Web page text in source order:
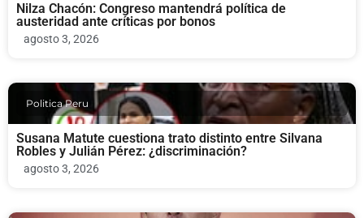
Nilza Chacón: Congreso mantendrá política de
austeridad ante críticas por bonos
agosto 3, 2026
Politica Peru
Susana Matute cuestiona trato distinto entre Silvana
Robles y Julián Pérez: ¿discriminación?
agosto 3, 2026